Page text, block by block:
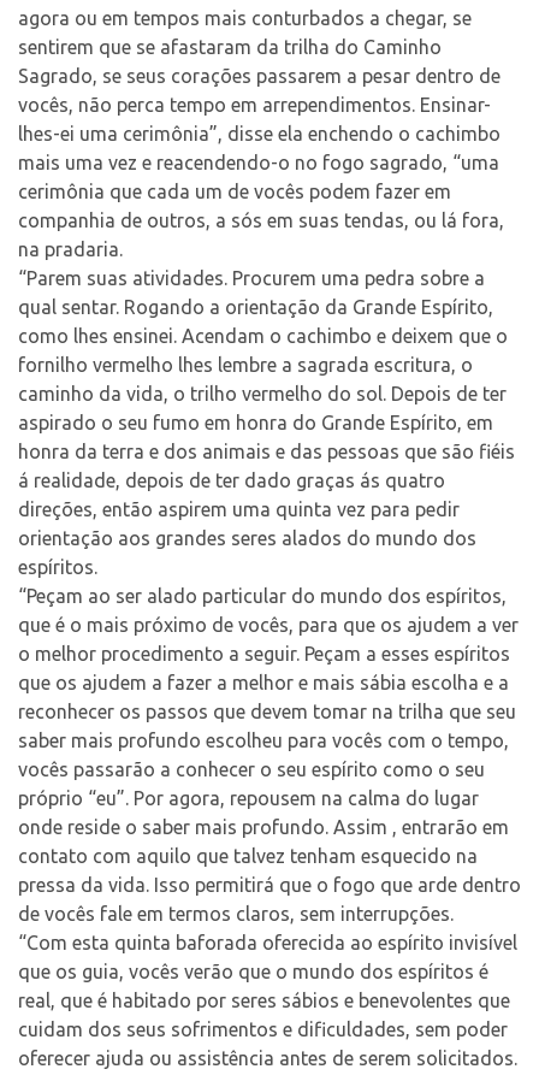
agora ou em tempos mais conturbados a chegar, se
sentirem que se afastaram da trilha do Caminho
Sagrado, se seus corações passarem a pesar dentro de
vocês, não perca tempo em arrependimentos. Ensinar-
lhes-ei uma cerimônia”, disse ela enchendo o cachimbo
mais uma vez e reacendendo-o no fogo sagrado, “uma
cerimônia que cada um de vocês podem fazer em
companhia de outros, a sós em suas tendas, ou lá fora,
na pradaria.
“Parem suas atividades. Procurem uma pedra sobre a
qual sentar. Rogando a orientação da Grande Espírito,
como lhes ensinei. Acendam o cachimbo e deixem que o
fornilho vermelho lhes lembre a sagrada escritura, o
caminho da vida, o trilho vermelho do sol. Depois de ter
aspirado o seu fumo em honra do Grande Espírito, em
honra da terra e dos animais e das pessoas que são fiéis
á realidade, depois de ter dado graças ás quatro
direções, então aspirem uma quinta vez para pedir
orientação aos grandes seres alados do mundo dos
espíritos.
“Peçam ao ser alado particular do mundo dos espíritos,
que é o mais próximo de vocês, para que os ajudem a ver
o melhor procedimento a seguir. Peçam a esses espíritos
que os ajudem a fazer a melhor e mais sábia escolha e a
reconhecer os passos que devem tomar na trilha que seu
saber mais profundo escolheu para vocês com o tempo,
vocês passarão a conhecer o seu espírito como o seu
próprio “eu”. Por agora, repousem na calma do lugar
onde reside o saber mais profundo. Assim , entrarão em
contato com aquilo que talvez tenham esquecido na
pressa da vida. Isso permitirá que o fogo que arde dentro
de vocês fale em termos claros, sem interrupções.
“Com esta quinta baforada oferecida ao espírito invisível
que os guia, vocês verão que o mundo dos espíritos é
real, que é habitado por seres sábios e benevolentes que
cuidam dos seus sofrimentos e dificuldades, sem poder
oferecer ajuda ou assistência antes de serem solicitados.